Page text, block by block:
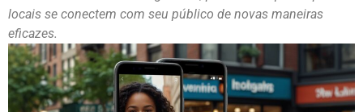
locais se conectem com seu público de novas maneiras
eficazes.